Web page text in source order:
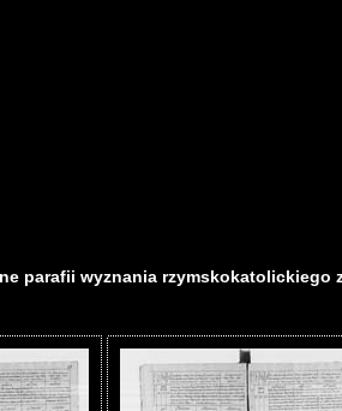
parafii wyznania rzymskokatolickiego